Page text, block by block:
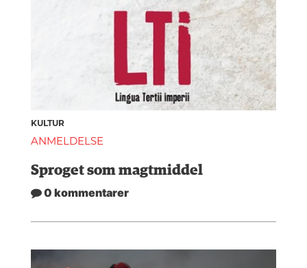
KULTUR
ANMELDELSE
Sproget som magtmiddel
0 kommentarer